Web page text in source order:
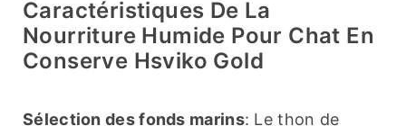
Caractéristiques De La
Nourriture Humide Pour Chat En
Conserve Hsviko Gold
Sélection des fonds marins: Le thon de